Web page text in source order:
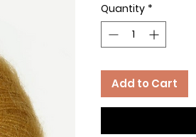
Quantity *
Add to Cart